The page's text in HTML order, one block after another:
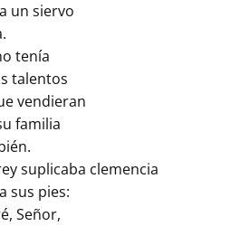
un siervo
tenía
talentos
vendieran
familia
suplicaba clemencia
sus pies:
Señor,